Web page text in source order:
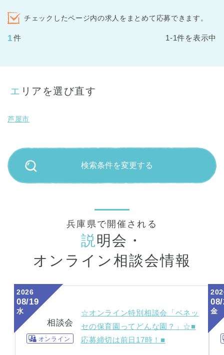
チェックしたページ内の求人をまとめて応募できます。
1件 1-1件を表示中
エリアを選び直す
芦屋市
検索条件を変更する
兵庫県で開催される
説明会・
オンライン相談会情報
2026
08/19
水
相談会
オンライン
☆オンライン特別相談会「ベネッ
セの保育園ってどんな園？」☆■
応募締切は前日17時！■
金